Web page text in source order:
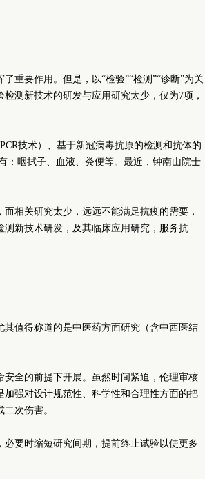
重要作用。但是，以“检验”“检测”“诊断”为关
测新技术的研发与应用研究太少，仅为7项，
技术）、基于新冠病毒抗原的检测和抗体的
：咽拭子、血液、粪便等。最近，钟南山院士
相关研究太少，远远不能满足抗疫的需要，
新技术研发，及其临床应用研究，服务抗
值得称道的是中医药方面研究（含中西医结
全的前提下开展。虽然时间紧迫，伦理审核
强对设计规范性、科学性和合理性方面的把
次伤害。
要时缩短研究间期，提前终止试验以使更多